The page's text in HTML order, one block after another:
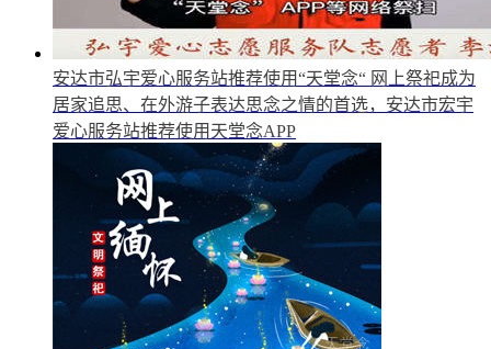
安达市弘宇爱心服务站推荐使用“天堂念“ 网上祭祀成为
居家追思、在外游子表达思念之情的首选，安达市宏宇
爱心服务站推荐使用天堂念APP